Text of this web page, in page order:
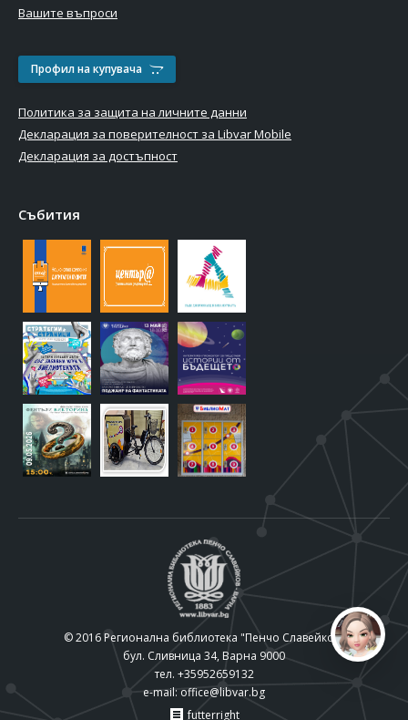
Вашите въпроси
Профил на купувача
Политика за защита на личните данни
Декларация за поверителност за Libvar Mobile
Декларация за достъпност
Събития
© 2016 Регионална библиотека "Пенчо Славейков"
бул. Сливница 34, Варна 9000
тел. +35952659132
e-mail: office@libvar.bg
futterright